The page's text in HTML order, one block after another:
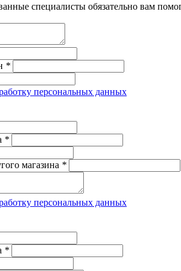
специалисты обязательно вам
*
персональных данных
*
магазина *
персональных данных
*